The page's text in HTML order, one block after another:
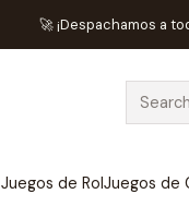
Juegos de RolJuegos de
🚀 ¡Despachamos a
OUT OF